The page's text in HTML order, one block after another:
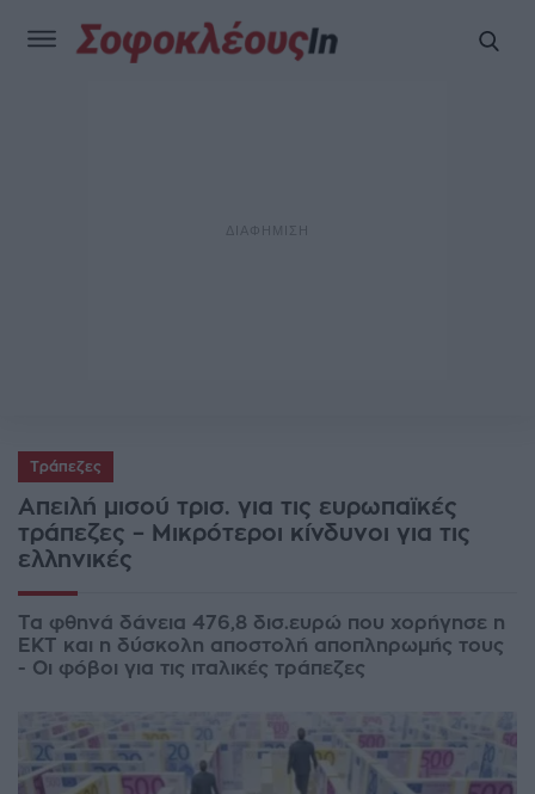
Τράπεζες
Απειλή μισού τρισ. για τις ευρωπαϊκές
τράπεζες – Μικρότεροι κίνδυνοι για τις
ελληνικές
Τα φθηνά δάνεια 476,8 δισ.ευρώ που χορήγησε η
ΕΚΤ και η δύσκολη αποστολή αποπληρωμής τους
- Οι φόβοι για τις ιταλικές τράπεζες